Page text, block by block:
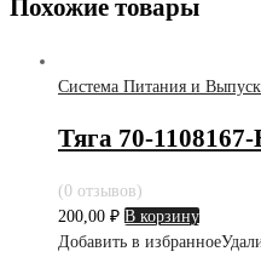
Похожие товары
Система Питания и
Тяга 70-
(0 отзывов)
200,00 ₽ В корзину
Добавить в избранное